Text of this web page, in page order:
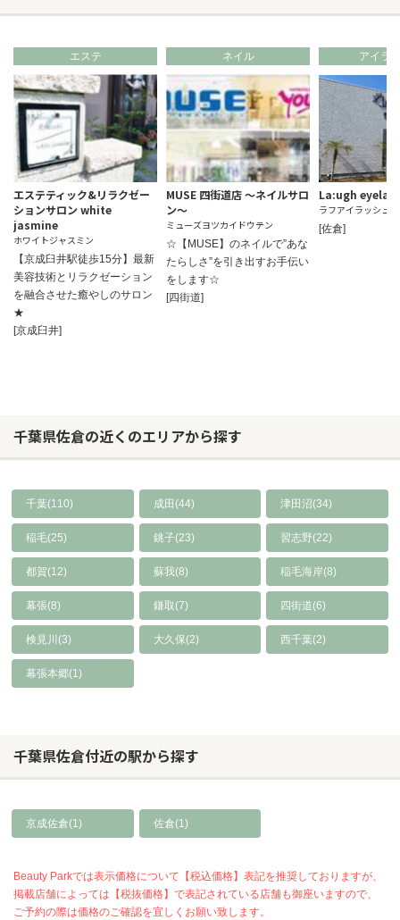
エステ
エステティック&リラクゼー
ションサロン white
jasmine
ホワイトジャスミン
【京成臼井駅徒歩15分】最新
美容技術とリラクゼーション
を融合させた癒やしのサロン
★
[京成臼井]
ネイル
MUSE 四街道店 ～ネイルサロ
ン～
ミューズヨツカイドウテン
☆【MUSE】のネイルで”あな
たらしさ”を引き出すお手伝い
をします☆
[四街道]
アイラ
La:ugh
ラフアイラッシュ
[佐倉]
千葉県佐倉の近くのエリアから探す
千葉(110) 成田(44) 津田沼(34)
稲毛(25) 銚子(23) 習志野(22)
都賀(12) 蘇我(8) 稲毛海岸(8)
幕張(8) 鎌取(7) 四街道(6)
検見川(3) 大久保(2) 西千葉(2)
幕張本郷(1)
千葉県佐倉付近の駅から探す
京成佐倉(1) 佐倉(1)
Beauty Parkでは表示価格について【税込価格】表記を推奨しておりますが、
掲載店舗によっては【税抜価格】で表記されている店舗も御座いますので、
ご予約の際は価格のご確認を宜しくお願い致します。